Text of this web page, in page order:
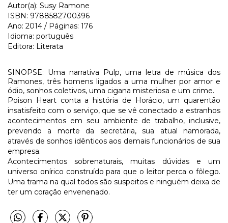
Autor(a): Susy Ramone
ISBN: 9788582700396
Ano: 2014 / Páginas: 176
Idioma: português
Editora: Literata
SINOPSE: Uma narrativa Pulp, uma letra de música dos
Ramones, três homens ligados a uma mulher por amor e
ódio, sonhos coletivos, uma cigana misteriosa e um crime.
Poison Heart conta a história de Horácio, um quarentão
insatisfeito com o serviço, que se vê conectado a estranhos
acontecimentos em seu ambiente de trabalho, inclusive,
prevendo a morte da secretária, sua atual namorada,
através de sonhos idênticos aos demais funcionários de sua
empresa.
Acontecimentos sobrenaturais, muitas dúvidas e um
universo onírico construído para que o leitor perca o fôlego.
Uma trama na qual todos são suspeitos e ninguém deixa de
ter um coração envenenado.